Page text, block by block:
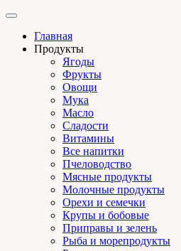
Главная
Продукты
Ягоды
Фрукты
Овощи
Мука
Масло
Сладости
Витамины
Все напитки
Пчеловодство
Мясные продукты
Молочные продукты
Орехи и семечки
Крупы и бобовые
Приправы и зелень
Рыба и морепродукты